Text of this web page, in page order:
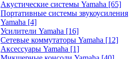
Акустические системы Yamaha [65]
Портативные системы звукоусиления
Yamaha [4]
Усилители Yamaha [16]
Сетевые коммутаторы Yamaha [12]
Аксессуары Yamaha [1]